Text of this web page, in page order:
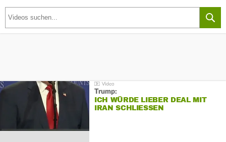
Trump:
ICH WÜRDE LIEBER DEAL MIT
IRAN SCHLIESSEN